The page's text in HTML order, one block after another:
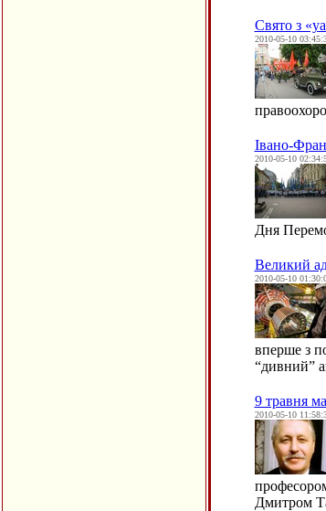
Свято з
2010-05-10
Івано-
2010-05-10
Дня
Великий
2010-05-10
вперше з
“дивний”
9 травня
2010-05-10
Дмитром